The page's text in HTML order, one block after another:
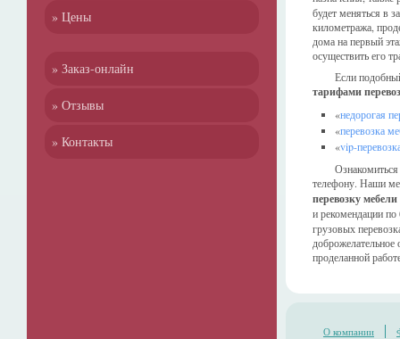
» Цены
» Заказ-онлайн
» Отзывы
» Контакты
будет меняться в
километража,
дома на первый
осуществить его
Если
тарифами
«недорогая
«перевозка
«vip-
телефону. Наши
перевозку мебели
и рекомендации по
грузовых
проделанной
О компании